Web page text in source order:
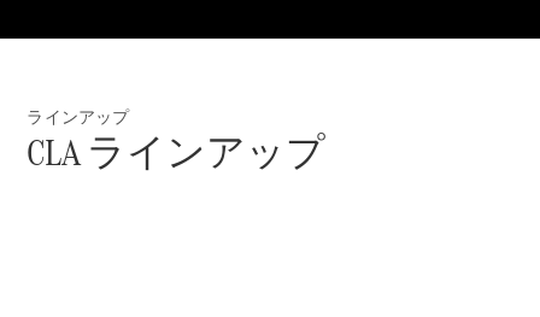
ム
ラインアップ
CLA ラインアップ